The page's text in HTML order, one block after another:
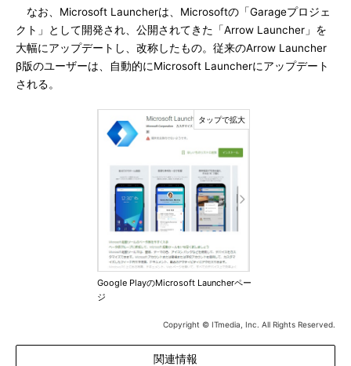
なお、Microsoft Launcherは、Microsoftの「Garageプロジェ
クト」として開発され、公開されてきた「Arrow Launcher」を
大幅にアップデートし、改称したもの。従来のArrow Launcher
β版のユーザーは、自動的にMicrosoft Launcherにアップデート
される。
Google PlayのMicrosoft Launcherペー
ジ
Copyright © ITmedia, Inc. All Rights Reserved.
関連情報